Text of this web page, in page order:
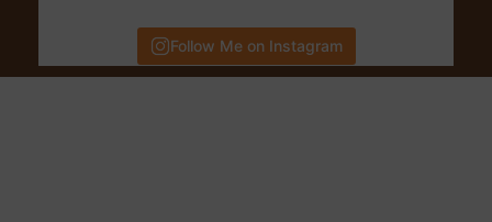
Follow Me on Instagram